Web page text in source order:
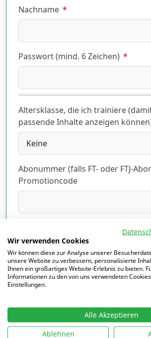
Nachname *
Passwort (mind. 6 Zeichen) *
Altersklasse, die ich trainiere
passende Inhalte anzeigen
Abonummer (falls FT- oder FTJ-
Promotioncode
Ich habe die
und akzeptiert.Hier lesen
markierte Felder sind Pflichtfelder
Wir verwenden Cookies
Wir können diese zur Analyse unserer
unsere Website zu verbessern, personalisierte
Ihnen ein großartiges Website-Erlebnis zu bieten.
Informationen zu den von uns verwendeten
Einstellungen.
Alle Akzeptieren
Ablehnen